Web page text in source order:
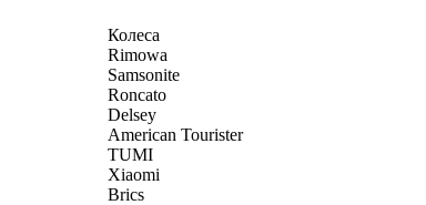
Колеса
Rimowa
Samsonite
Roncato
Delsey
American Tourister
TUMI
Xiaomi
Brics